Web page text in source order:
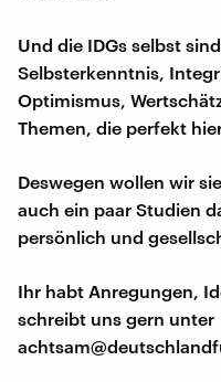
Und die IDGs selbst
Selbsterkenntnis,
Optimismus,
Themen, die perfekt
Deswegen wollen wir
auch ein paar Studien
persönlich und
Ihr habt Anregungen,
schreibt uns gern unter